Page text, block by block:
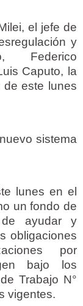
el jefe de
y
Federico
Caputo, la
de este lunes
sistema
lunes en el
un fondo de
ayudar y
obligaciones
por
bajo los
Trabajo N°
vigentes.